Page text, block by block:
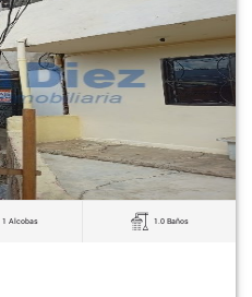
1 Alcobas 1.0 Baños